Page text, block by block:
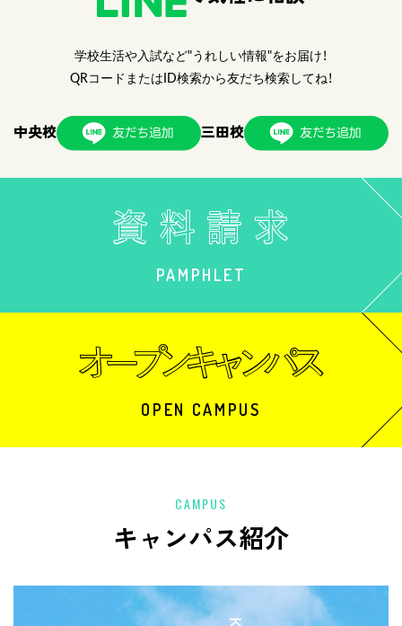
学校生活や入試など"うれしい情報"をお届け！
QRコードまたはID検索から友だち検索してね！
中央校 三田校
PAMPHLET
OPEN CAMPUS
CAMPUS
キャンパス紹介